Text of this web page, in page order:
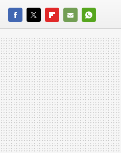
FACEBOOK
TWITTERFLIPBOARD
E-
MAIL
WHATSAPP